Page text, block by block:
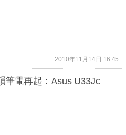
2010年11月14日 16:45
筆電再起：Asus U33Jc